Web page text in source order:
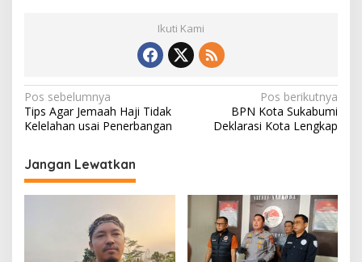
Ikuti Kami
N
a
i
g
Pos sebelumnya
Tips Agar Jemaah Haji Tidak
Kelelahan usai Penerbangan
Pos berikutnya
BPN Kota Sukabumi
Deklarasi Kota Lengkap
Jangan Lewatkan